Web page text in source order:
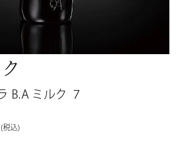
B.A ミルク ７
(税込)